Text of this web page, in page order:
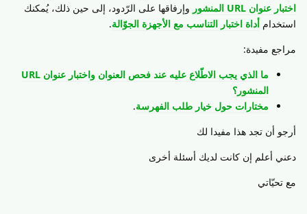
اختبار عنوان URL المنشور
وإرفاقها على الرّدود، إلى حين ذلك، يُمكنك
استخدام أداة اختبار التناسب مع الأجهزة الجوّالة.
مراجع مفيدة:
ما الذي يجب الاطّلاع عليه عند فحص العنوان واختبار عنوان URL
المنشور؟
مختارات حول خيار طلب الفهرسة.
أرجو أن تجد هذا مفيدا لك
دعني أعلم إن كانت لديك أسئلة أخرى
مع تحيّاتي